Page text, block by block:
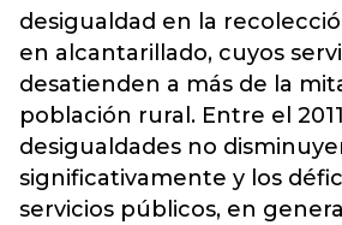
desigualdad en la
en alcantarillado, cuyos
desatienden a más de la
población rural. Entre el
desigualdades no
significativamente y los
servicios públicos, en